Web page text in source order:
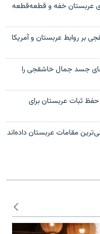
عربستان خفه و قطعه‌قطعه
بر روابط عربستان و آمریکا
جسد جمال خاشقجی را
ثبات عربستان برای
مقامات عربستان داده‌اند